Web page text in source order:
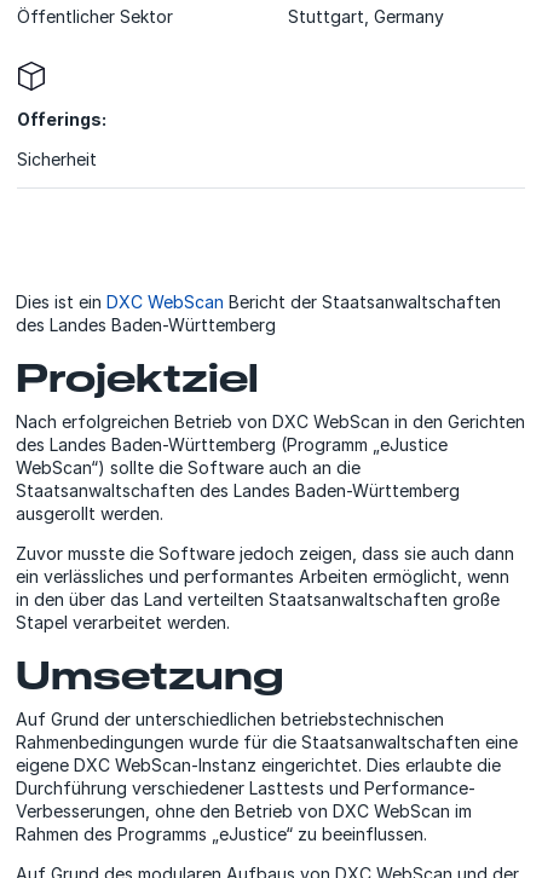
Öffentlicher Sektor
Stuttgart, Germany
Offerings:
Sicherheit
Dies ist einDXC WebScan Bericht der Staatsanwaltschaften
des Landes Baden-Württemberg
Projektziel
Nach erfolgreichen Betrieb von DXC WebScan in den Gerichten
des Landes Baden-Württemberg (Programm „eJustice
WebScan“) sollte die Software auch an die
Staatsanwaltschaften des Landes Baden-Württemberg
ausgerollt werden.
Zuvor musste die Software jedoch zeigen, dass sie auch dann
ein verlässliches und performantes Arbeiten ermöglicht, wenn
in den über das Land verteilten Staatsanwaltschaften große
Stapel verarbeitet werden.
Umsetzung
Auf Grund der unterschiedlichen betriebstechnischen
Rahmenbedingungen wurde für die Staatsanwaltschaften eine
eigene DXC WebScan-Instanz eingerichtet. Dies erlaubte die
Durchführung verschiedener Lasttests und Performance-
Verbesserungen, ohne den Betrieb von DXC WebScan im
Rahmen des Programms „eJustice“ zu beeinflussen.